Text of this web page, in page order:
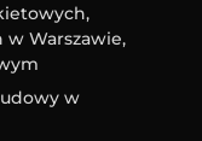
Warszawie,
w